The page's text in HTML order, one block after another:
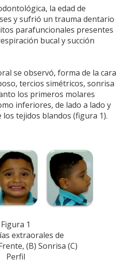
la edad de
y sufrió un trauma dentario
parafuncionales presentes
bucal y succión
se observó, forma de la cara
tercios simétricos, sonrisa
los primeros molares
inferiores, de lado a lado y
los tejidos blandos (figura 1).
Figura 1
extraorales de
(B) Sonrisa (C)
Perfil